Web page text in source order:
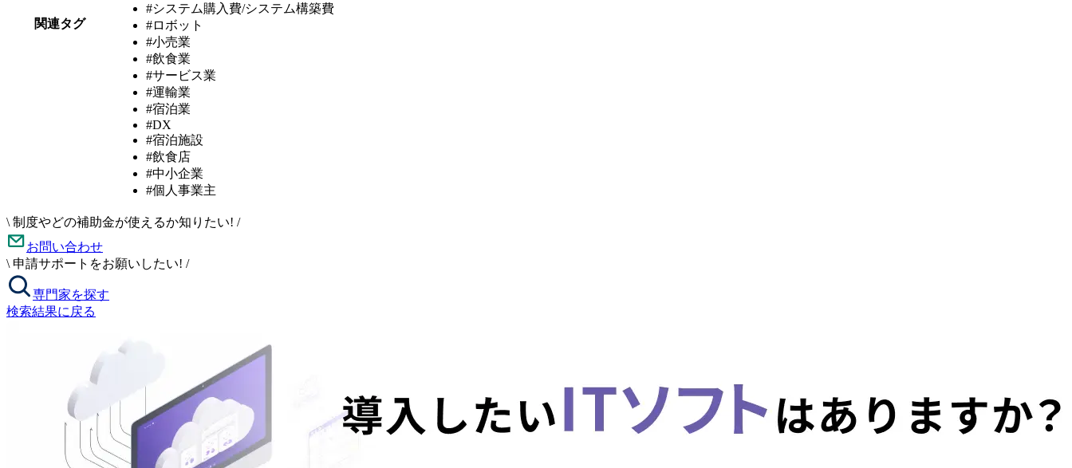
関連タグ
#システム購入費/システム構築費
#ロボット
#小売業
#飲食業
#サービス業
#運輸業
#宿泊業
#DX
#宿泊施設
#飲食店
#中小企業
#個人事業主
\ 制度やどの補助金が使えるか知りたい! /
お問い合わせ
\ 申請サポートをお願いしたい! /
専門家を探す
検索結果に戻る